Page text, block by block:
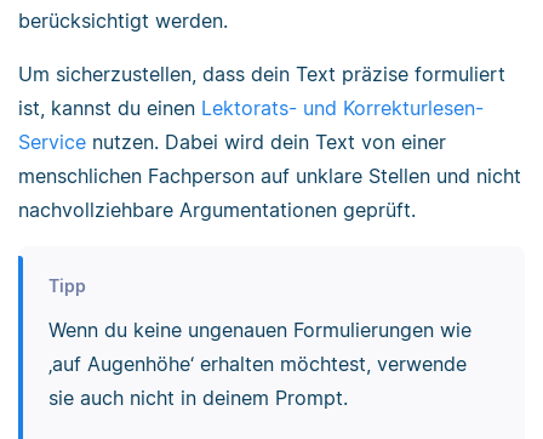
berücksichtigt werden.
Um sicherzustellen, dass dein Text präzise formuliert
ist, kannst du einen Lektorats- und Korrekturlesen-
Service nutzen. Dabei wird dein Text von einer
menschlichen Fachperson auf unklare Stellen und nicht
nachvollziehbare Argumentationen geprüft.
Tipp
Wenn du keine ungenauen Formulierungen wie
‚auf Augenhöhe‘ erhalten möchtest, verwende
sie auch nicht in deinem Prompt.